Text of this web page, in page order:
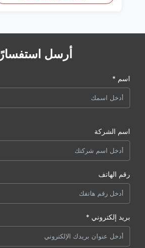
أرسل استفسارًا
اسم *
اسم الشركة
رقم الهاتف
بريد إلكتروني *